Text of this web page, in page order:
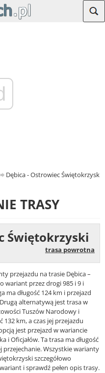
Dębica - Ostrowiec Świętokrzyski
TRASY
Świętokrzyski
trasa powrotna
przejazdu na trasie Dębica –
wariant przez drogi 985 i 9 i
ma długość 124 km i przejazd
alternatywą jest trasa w
Tuszów Narodowy i
132 km, a czas jej przejazdu
jest przejazd w wariancie
i Oficjałów. Ta trasa ma długość
przejechanie. Wszystkie warianty
szczegółowo
i sprawdź pełen opis trasy.